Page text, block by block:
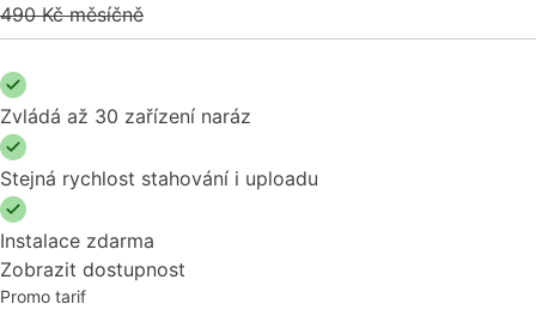
490 Kč měsíčně
Zvládá až 30 zařízení naráz
Stejná rychlost stahování i uploadu
Instalace zdarma
Zobrazit dostupnost
Promo tarif